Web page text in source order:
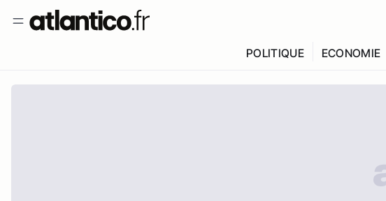
POLITIQUE ECONOMIE